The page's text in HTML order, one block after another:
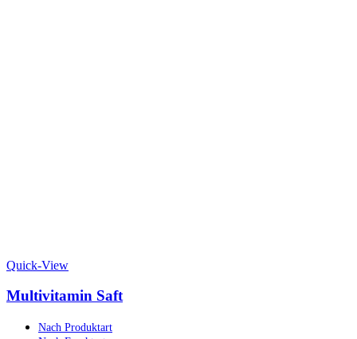
Quick-View
Multivitamin Saft
Nach Produktart